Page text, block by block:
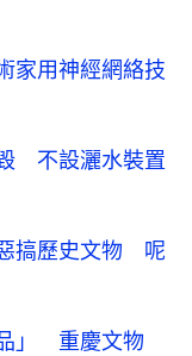
家用神經網絡技
毀 不設灑水裝置
搞歷史文物 呢
」 重慶文物